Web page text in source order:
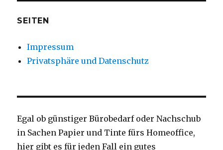
SEITEN
Impressum
Privatsphäre und Datenschutz
Egal ob günstiger Bürobedarf oder Nachschub
in Sachen Papier und Tinte fürs Homeoffice,
hier gibt es für jeden Fall ein gutes